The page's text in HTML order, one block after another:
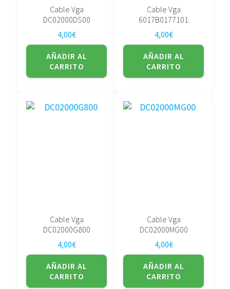
Cable Vga
DC02000DS00
4,00€
AÑADIR AL
CARRITO
Cable Vga
6017B0177101
4,00€
AÑADIR AL
CARRITO
Cable Vga
DC02000G800
4,00€
AÑADIR AL
CARRITO
Cable Vga
DC02000MG00
4,00€
AÑADIR AL
CARRITO